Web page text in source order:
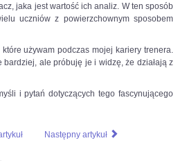
jaka jest wartość ich analiz. W ten sposób
uczniów z powierzchownym sposobem
używam podczas mojej kariery trenera.
ale próbuję je i widzę, że działają z
i pytań dotyczących tego fascynującego
Następny artykuł